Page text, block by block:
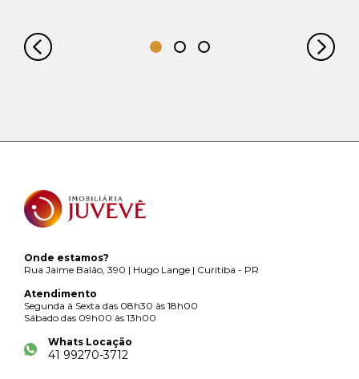
Onde estamos?
Rua Jaime Balão, 390 | Hugo Lange | Curitiba - PR
Atendimento
Segunda à Sexta das 08h30 às 18h00
Sábado das 09h00 às 13h00
Whats Locação
41 99270-3712